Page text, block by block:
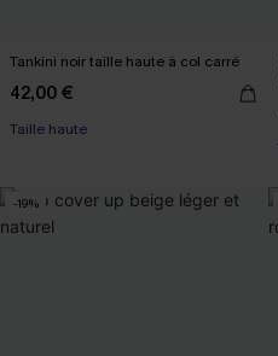
Tankini noir taille haute à col carré
42,00 €
Taille haute
-19%